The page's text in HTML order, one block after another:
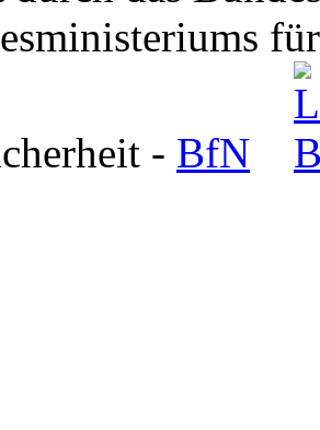
- BfN